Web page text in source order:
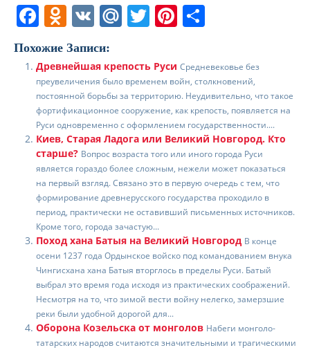
F
c
e
b
o
o
k
O
d
n
o
kl
a
ss
ni
ki
V M
l.
R
u
T
itt
er
Pi
er
e
st
п
р
а
в
и
т
ь
Похожие Записи:
Древнейшая крепость Руси Средневековье без
преувеличения было временем войн, столкновений,
постоянной борьбы за территорию. Неудивительно, что такое
фортификационное сооружение, как крепость, появляется на
Руси одновременно с оформлением государственности....
Киев, Старая Ладога или Великий Новгород. Кто
старше? Вопрос возраста того или иного города Руси
является гораздо более сложным, нежели может показаться
на первый взгляд. Связано это в первую очередь с тем, что
формирование древнерусского государства проходило в
период, практически не оставивший письменных источников.
Кроме того, города зачастую...
Поход хана Батыя на Великий Новгород В конце
осени 1237 года Ордынское войско под командованием внука
Чингисхана хана Батыя вторглось в пределы Руси. Батый
выбрал это время года исходя из практических соображений.
Несмотря на то, что зимой вести войну нелегко, замерзшие
реки были удобной дорогой для...
Оборона Козельска от монголов Набеги монголо-
татарских народов считаются значительными и трагическими